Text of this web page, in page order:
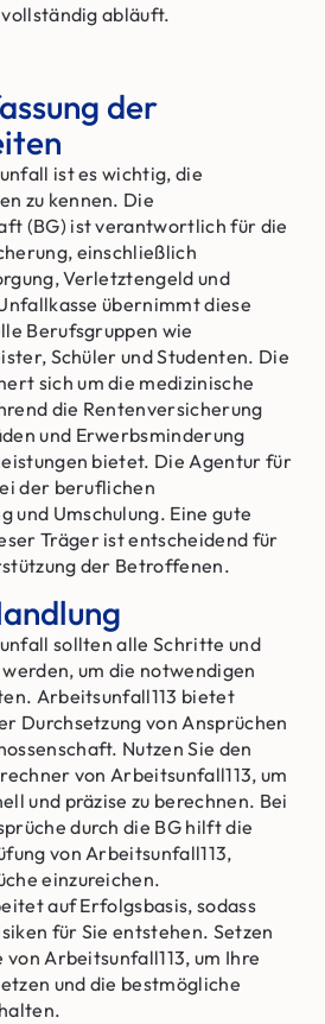
abläuft.
der
ist es wichtig, die
zu kennen. Die
(BG) ist verantwortlich für die
einschließlich
Verletztengeld und
übernimmt diese
Berufsgruppen wie
Schüler und Studenten. Die
sich um die medizinische
die Rentenversicherung
und Erwerbsminderung
bietet. Die Agentur für
der beruflichen
und Umschulung. Eine gute
Träger ist entscheidend für
der Betroffenen.
sollten alle Schritte und
um die notwendigen
Arbeitsunfall113 bietet
Durchsetzung von Ansprüchen
Nutzen Sie den
von Arbeitsunfall113, um
und präzise zu berechnen. Bei
durch die BG hilft die
von Arbeitsunfall113,
einzureichen.
auf Erfolgsbasis, sodass
für Sie entstehen. Setzen
Arbeitsunfall113, um Ihre
und die bestmögliche